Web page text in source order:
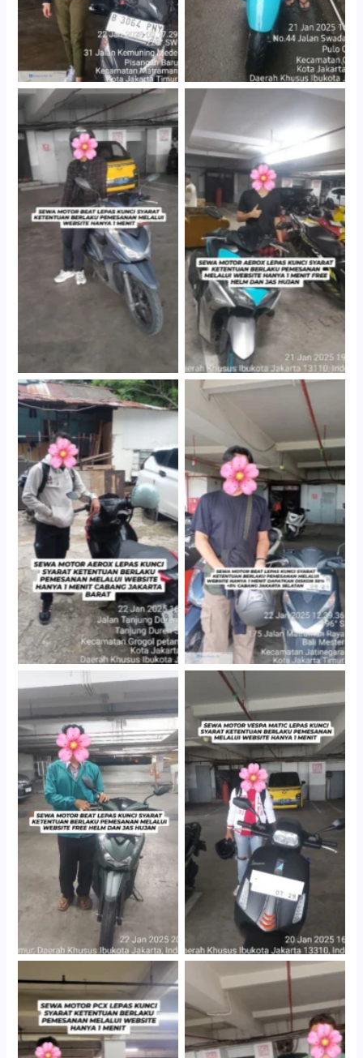
Cityplaza Jatinegara
Gedung Parkir P6A
Cityplaza Jatinegara
Gedung Parkir P6A
Cabang Jakarta Barat
Cityplaza Jatinegara
Gedung Parkir P6A
Cityplaza Jatinegara
Gedung Parkir P6A
Cityplaza Jatinegara
Gedung Parkir P6A